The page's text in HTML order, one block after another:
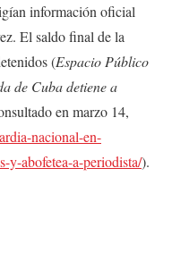
información oficial
El saldo final de la
(Espacio Público
de Cuba detiene a
en marzo 14,
nacional-en-
y-abofetea-a-periodista/).